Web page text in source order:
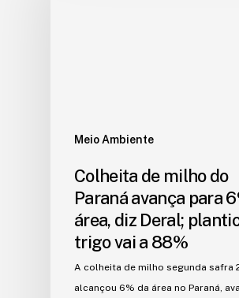
Meio Ambiente
Colheita de milho do
Paraná avança para
área, diz Deral;
trigo vai a 88%
A colheita de milho segunda safra
alcançou 6% da área no Paraná,